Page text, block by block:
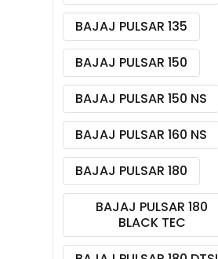
BAJAJ PULSAR 135
BAJAJ PULSAR 150
BAJAJ PULSAR 150 NS
BAJAJ PULSAR 160 NS
BAJAJ PULSAR 180
BAJAJ PULSAR 180
BLACK TEC